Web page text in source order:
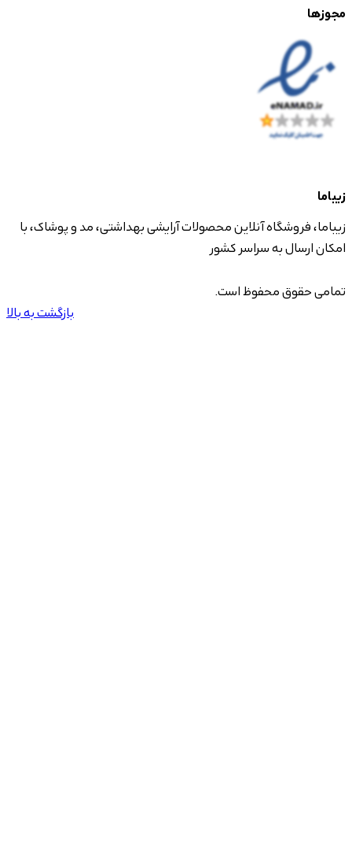
مجوزها
زیباما
زیباما، فروشگاه آنلاین محصولات آرایشی بهداشتی، مد و پوشاک، با
امکان ارسال به سراسر کشور
تمامی حقوق محفوظ است.
بازگشت به بالا